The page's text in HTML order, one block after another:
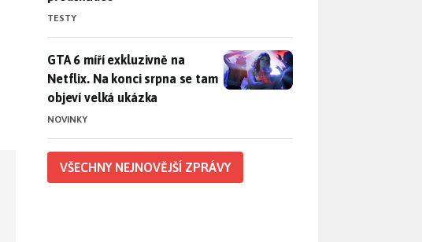
TESTY
GTA 6 míří exkluzivně na Netflix. Na konci srpna se tam objeví
GTA 6 míří exkluzivně na
Netflix. Na konci srpna se tam
objeví velká ukázka
NOVINKY
VŠECHNY NEJNOVĚJŠÍ ZPRÁVY